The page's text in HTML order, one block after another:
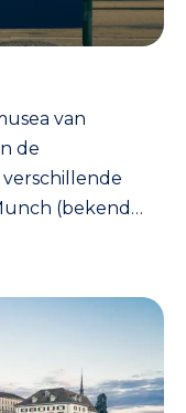
van
de
(bekend
grootste
Verder
van
Picasso. Ook